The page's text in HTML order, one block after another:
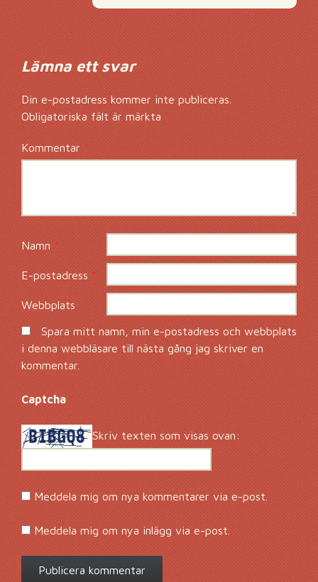
Lämna ett svar
Din e-postadress kommer inte publiceras.
Obligatoriska fält är märkta*
Kommentar *
Namn *
E-postadress *
Webbplats
Spara mitt namn, min e-postadress och webbplats
i denna webbläsare till nästa gång jag skriver en
kommentar.
Captcha*
Skriv texten som visas ovan:
Meddela mig om nya kommentarer via e-post.
Meddela mig om nya inlägg via e-post.